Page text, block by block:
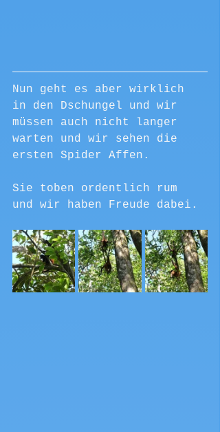
Nun geht es aber wirklich
in den Dschungel und wir
müssen auch nicht langer
warten und wir sehen die
ersten Spider Affen.
Sie toben ordentlich rum
und wir haben Freude dabei.